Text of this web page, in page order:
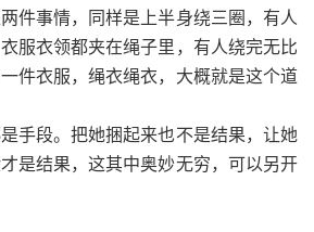
件事情，同样是上半身绕三圈，有人
服衣领都夹在绳子里，有人绕完无比
件衣服，绳衣绳衣，大概就是这个道
手段。把她捆起来也不是结果，让她
是结果，这其中奥妙无穷，可以另开